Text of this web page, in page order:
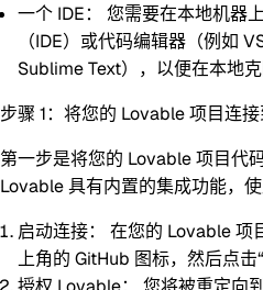
一个 IDE：
您需要在本地机器
（IDE）或代码编辑器（例如
Sublime Text），以便在本地克
步骤 1：将您的 Lovable 项目连
第一步是将您的 Lovable 项目代
Lovable 具有内置的集成功能，使
启动连接：
在您的 Lovable 项
上角的 GitHub 图标，然后点击